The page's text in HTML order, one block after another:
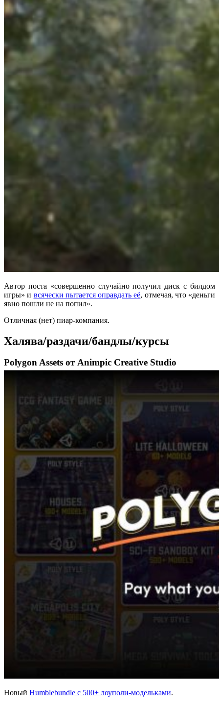
Автор поста «совершенно случайно получил диск с билдом
игры» и всячески пытается оправдать её, отмечая, что «деньги
явно пошли не на попил».
Отличная (нет) пиар-компания.
Халява/раздачи/бандлы/курсы
Polygon Assets от Animpic Creative Studio
Новый Humblebundle с 500+ лоуполи-модельками.